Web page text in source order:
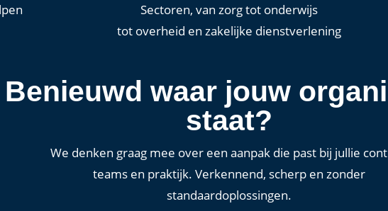
Sectoren, van zorg tot onderwijs
tot overheid en zakelijke dienstverlening
Benieuwd waar jouw
staat?
We denken graag mee over een aanpak die past bij jullie
teams en praktijk. Verkennend, scherp en zonder
standaardoplossingen.